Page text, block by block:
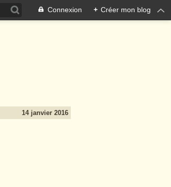
Connexion + Créer mon blog
14 janvier 2016